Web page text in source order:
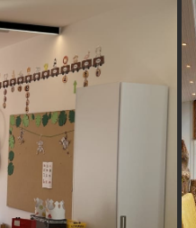
verarbeitet werden (z. B.
Inhalte oder Anzeigen-
die Verwendung Ihrer
Hier finden Sie eine
Ihre Einwilligung zu
Informationen anzeigen
Alle akzeptieren
Einstellungen speichern
Datenschutzeinstellungen
Essenziell (2)